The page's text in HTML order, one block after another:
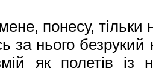
понесу, тільки
за нього безрукий
як полетів із